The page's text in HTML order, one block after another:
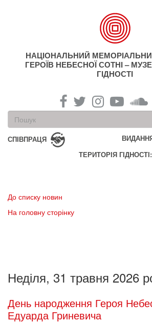
НАЦІОНАЛЬНИЙ
ГЕРОЇВ НЕБЕСНОЇ СОТНІ –
ГІДНОСТІ
Пошукова
форма
Пошук
СПІВПРАЦЯ
ТЕРИТОРІЯ
До списку новин
На головну сторінку
Неділя, 31 травня 2026
День народження Героя
Едуарда Гриневича